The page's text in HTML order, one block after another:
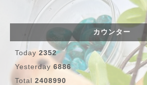
カウンター
Today 2352
Yesterday 6886
Total 2408990